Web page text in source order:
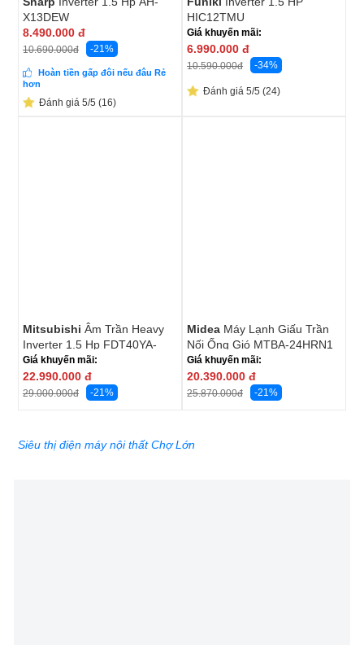
X13DEW
8.490.000 đ
10.690.000đ -21%
Hoàn tiền gấp đôi nếu đâu Rẻ
hơn
Đánh giá 5/5 (16)
HIC12TMU
Giá khuyến mãi:
6.990.000 đ
10.590.000đ -34%
Đánh giá 5/5 (24)
Mitsubishi Âm Trần Heavy
Inverter 1.5 Hp FDT40YA-
W5/RC-E5
Giá khuyến mãi:
22.990.000 đ
29.000.000đ -21%
Midea Máy Lạnh Giấu Trần
Nối Ống Gió MTBA-24HRN1
Giá khuyến mãi:
20.390.000 đ
25.870.000đ -21%
Siêu thị điện máy nội thất Chợ Lớn